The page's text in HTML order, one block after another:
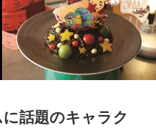
話題のキャラク